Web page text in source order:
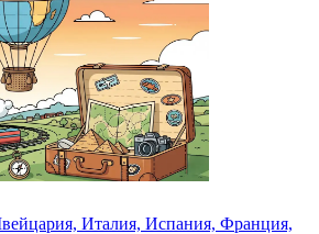
Италия, Испания, Франция,